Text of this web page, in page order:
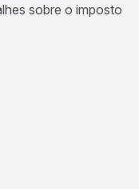
sobre o imposto